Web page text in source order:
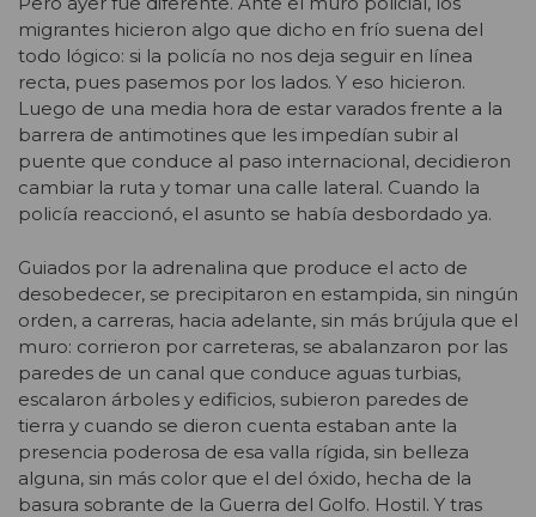
migrantes hicieron algo que dicho en frío suena del
todo lógico: si la policía no nos deja seguir en línea
recta, pues pasemos por los lados. Y eso hicieron.
Luego de una media hora de estar varados frente a la
barrera de antimotines que les impedían subir al
puente que conduce al paso internacional, decidieron
cambiar la ruta y tomar una calle lateral. Cuando la
policía reaccionó, el asunto se había desbordado ya.
Guiados por la adrenalina que produce el acto de
desobedecer, se precipitaron en estampida, sin ningún
orden, a carreras, hacia adelante, sin más brújula que el
muro: corrieron por carreteras, se abalanzaron por las
paredes de un canal que conduce aguas turbias,
escalaron árboles y edificios, subieron paredes de
tierra y cuando se dieron cuenta estaban ante la
presencia poderosa de esa valla rígida, sin belleza
alguna, sin más color que el del óxido, hecha de la
basura sobrante de la Guerra del Golfo. Hostil. Y tras